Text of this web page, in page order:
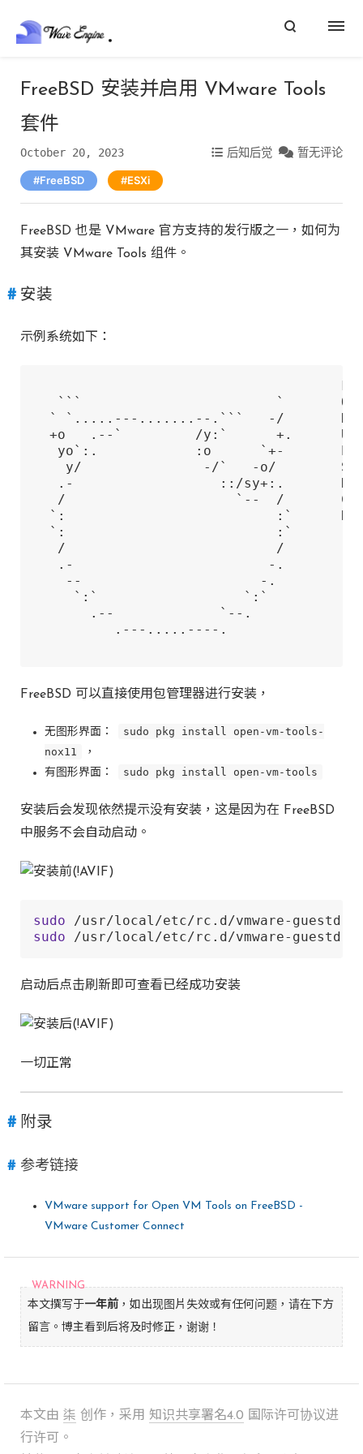
FreeBSD 安装并启用 VMware Tools
套件
October 20, 2023 后知后觉 暂无评论
FreeBSD ESXi
FreeBSD 也是 VMware 官方支持的发行版之一，如何为
其安装 VMware Tools 组件。
安装
示例系统如下：
```                        `
` `.....---.......--.```   -/
+o   .--`         /y:`      +.
yo`:.            :o      `+-
y/               -/`   -o/
.-                  ::/sy+:.
/                     `--  /
`:                          :`
  `:                          :`
   /                          /
   .-                        -.
    --                      -.
     `:`                  `:`
       .--             `--.
          .---.....----.
FreeBSD 可以直接使用包管理器进行安装，
无图形界面：
sudo pkg install open-vm-tools-
nox11
，
有图形界面：
sudo pkg install open-vm-tools
安装后会发现依然提示没有安装，这是因为在 FreeBSD
中服务不会自动启动。
sudo /usr/local/etc/rc.d/vmware-guestd
sudo /usr/local/etc/rc.d/vmware-
启动后点击刷新即可查看已经成功安装
一切正常
附录
参考链接
VMware support for Open VM Tools on FreeBSD -
VMware Customer Connect
本文撰写于一年前 ，如出现图片失效或有任何问题，请在下方
留言。博主看到后将及时修正，谢谢！
本文由 柒 创作，采用 知识共享署名4.0 国际许可协议进
行许可。